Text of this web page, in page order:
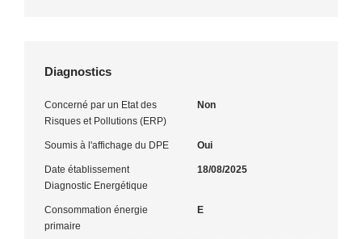
Diagnostics
Concerné par un Etat des
Risques et Pollutions (ERP)
Non
Soumis à l'affichage du DPE Oui
Date établissement
Diagnostic Energétique
18/08/2025
Consommation énergie
primaire
E